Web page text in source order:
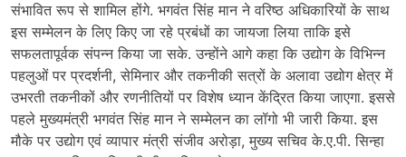
संभावित रूप से शामिल होंगे. भगवंत सिंह मान ने वरिष्ठ अधिकारियों के साथ
इस सम्मेलन के लिए किए जा रहे प्रबंधों का जायजा लिया ताकि इसे
सफलतापूर्वक संपन्न किया जा सके. उन्होंने आगे कहा कि उद्योग के विभिन्न
पहलुओं पर प्रदर्शनी, सेमिनार और तकनीकी सत्रों के अलावा उद्योग क्षेत्र में
उभरती तकनीकों और रणनीतियों पर विशेष ध्यान केंद्रित किया जाएगा. इससे
पहले मुख्यमंत्री भगवंत सिंह मान ने सम्मेलन का लॉगो भी जारी किया. इस
मौके पर उद्योग एवं व्यापार मंत्री संजीव अरोड़ा, मुख्य सचिव के.ए.पी. सिन्हा